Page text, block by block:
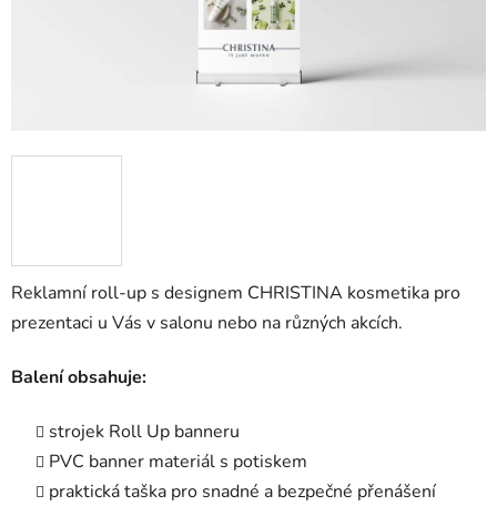
Reklamní roll-up s designem CHRISTINA kosmetika pro
prezentaci u Vás v salonu nebo na různých akcích.
Balení obsahuje:
strojek Roll Up banneru
PVC banner materiál s potiskem
praktická taška pro snadné a bezpečné přenášení